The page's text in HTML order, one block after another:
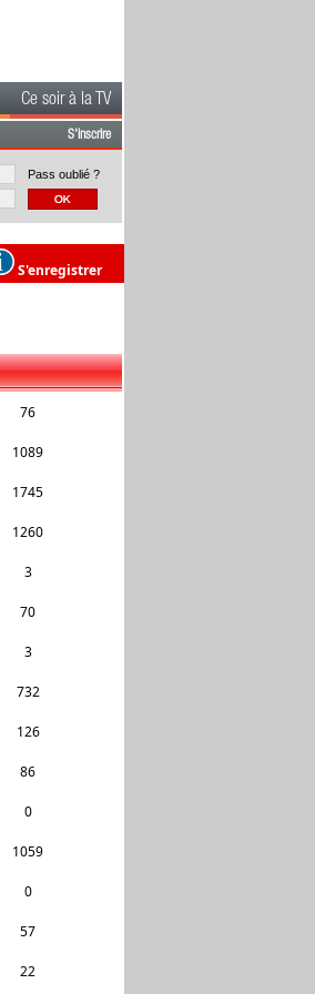
Ce soir à la TV
S'inscrire
Pass oublié ?
S'enregistrer
76
1089
1745
1260
3
70
3
732
126
86
0
1059
0
57
22